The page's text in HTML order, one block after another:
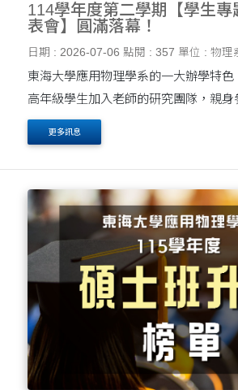
114學年度第二學期【學生專
表會】圓滿落幕！
日期 : 2026-07-06 點閱 : 357 單位 : 物理
東海大學應用物理學系的一大辦學特
高年級學生加入老師的研究團隊，親身
早接觸科學研究的真實樣貌。研究的題
過親自探索未知、分析數據、驗證結果
更多訊息